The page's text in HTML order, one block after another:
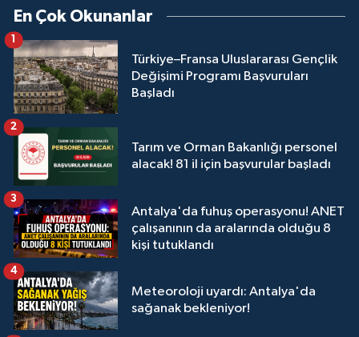
En Çok Okunanlar
Türkiye–Fransa Uluslararası Gençlik
Değişimi Programı Başvuruları
Başladı
1
Tarım ve Orman Bakanlığı personel
alacak! 81 il için başvurular başladı
2
Antalya'da fuhuş operasyonu! ANET
çalışanının da aralarında olduğu 8
kişi tutuklandı
3
Meteoroloji uyardı: Antalya'da
sağanak bekleniyor!
4